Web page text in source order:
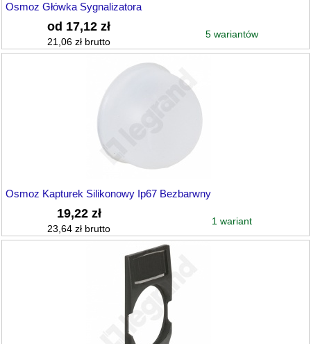
Osmoz Główka Sygnalizatora
od 17,12 zł
21,06 zł brutto
5 wariantów
Osmoz Kapturek Silikonowy Ip67 Bezbarwny
19,22 zł
23,64 zł brutto
1 wariant